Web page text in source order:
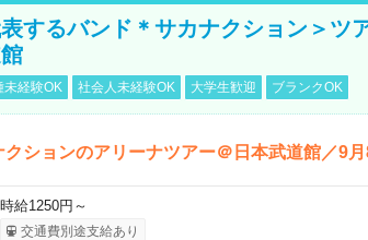
するバンド＊サカナクション＞ツ
未経験OK 社会人未経験OK 大学生歓迎 ブランクOK
クションのアリーナツアー＠日本武道館／9月
時給1250円～
交通費別途支給あり